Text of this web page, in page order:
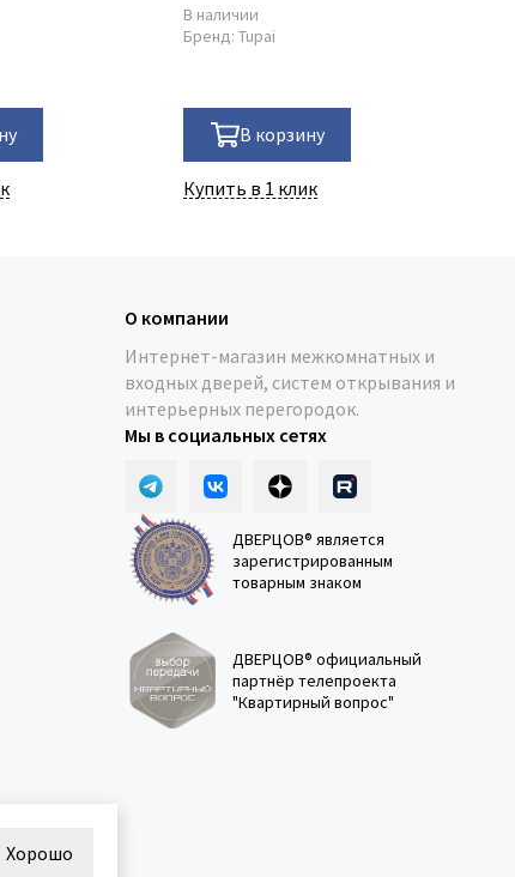
В наличии
Бренд:Tupai
В корзину
Купить в 1 клик
О компании
Интернет-магазин межкомнатных и
входных дверей, систем открывания и
интерьерных перегородок.
Мы в социальных сетях
ДВЕРЦОВ® является
зарегистрированным
товарным знаком
ДВЕРЦОВ® официальный
партнёр телепроекта
"Квартирный вопрос"
Хорошо